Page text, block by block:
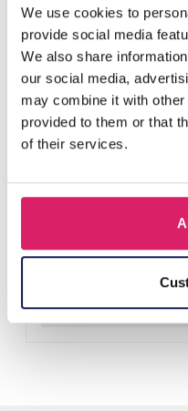
We use cookies to
provide social media
We also share
our social media,
may combine it with
provided to them or that
of their services.
F-A1.2 B1030-